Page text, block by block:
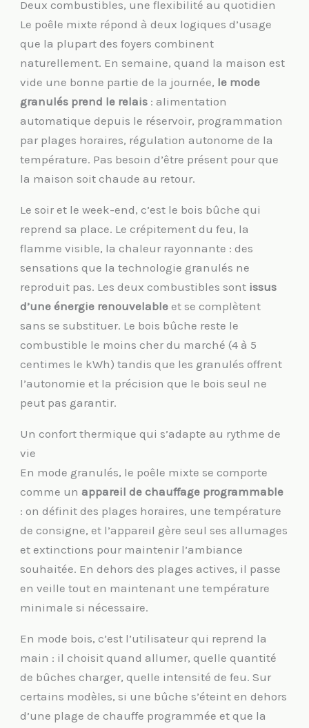
Deux combustibles, une flexibilité au quotidien
Le poêle mixte répond à deux logiques d’usage
que la plupart des foyers combinent
naturellement. En semaine, quand la maison est
vide une bonne partie de la journée, le mode
granulés prend le relais : alimentation
automatique depuis le réservoir, programmation
par plages horaires, régulation autonome de la
température. Pas besoin d’être présent pour que
la maison soit chaude au retour.
Le soir et le week-end, c’est le bois bûche qui
reprend sa place. Le crépitement du feu, la
flamme visible, la chaleur rayonnante : des
sensations que la technologie granulés ne
reproduit pas. Les deux combustibles sont issus
d’une énergie renouvelable et se complètent
sans se substituer. Le bois bûche reste le
combustible le moins cher du marché (4 à 5
centimes le kWh) tandis que les granulés offrent
l’autonomie et la précision que le bois seul ne
peut pas garantir.
Un confort thermique qui s’adapte au rythme de
vie
En mode granulés, le poêle mixte se comporte
comme unappareil de chauffage programmable
: on définit des plages horaires, une température
de consigne, et l’appareil gère seul ses allumages
et extinctions pour maintenir l’ambiance
souhaitée. En dehors des plages actives, il passe
en veille tout en maintenant une température
minimale si nécessaire.
En mode bois, c’est l’utilisateur qui reprend la
main : il choisit quand allumer, quelle quantité
de bûches charger, quelle intensité de feu. Sur
certains modèles, si une bûche s’éteint en dehors
d’une plage de chauffe programmée et que la